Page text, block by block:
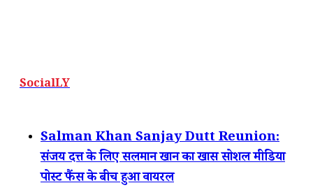
SocialLY
Salman Khan Sanjay Dutt Reunion:
संजय दत्त के लिए सलमान खान का खास सोशल मीडिया
पोस्ट फैंस के बीच हुआ वायरल